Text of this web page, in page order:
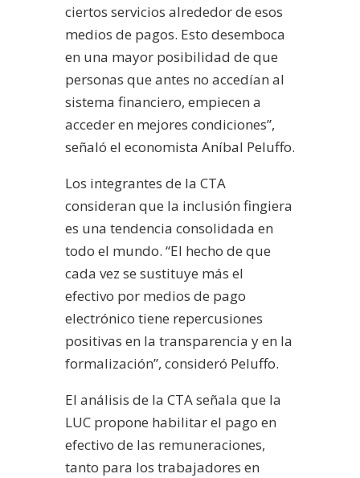
ciertos servicios alrededor de esos
medios de pagos. Esto desemboca
en una mayor posibilidad de que
personas que antes no accedían al
sistema financiero, empiecen a
acceder en mejores condiciones”,
señaló el economista Aníbal Peluffo.
Los integrantes de la CTA
consideran que la inclusión fingiera
es una tendencia consolidada en
todo el mundo. “El hecho de que
cada vez se sustituye más el
efectivo por medios de pago
electrónico tiene repercusiones
positivas en la transparencia y en la
formalización”, consideró Peluffo.
El análisis de la CTA señala que la
LUC propone habilitar el pago en
efectivo de las remuneraciones,
tanto para los trabajadores en